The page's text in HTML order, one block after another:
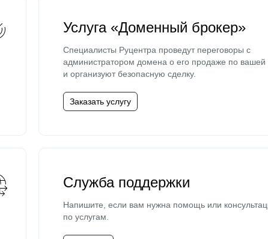
Услуга «Доменный брокер»
Специалисты Руцентра проведут переговоры с
администратором домена о его продаже по вашей
и организуют безопасную сделку.
Заказать услугу
Служба поддержки
Напишите, если вам нужна помощь или
по услугам.